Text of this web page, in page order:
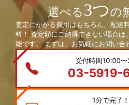
選べる3つの
査定にかかる費用はもちろん、配送
料！ 査定額にご納得できない場合は
能です。 まずは、お気軽にお問い合
受付時間10:00
03-5919-
1分で完了！